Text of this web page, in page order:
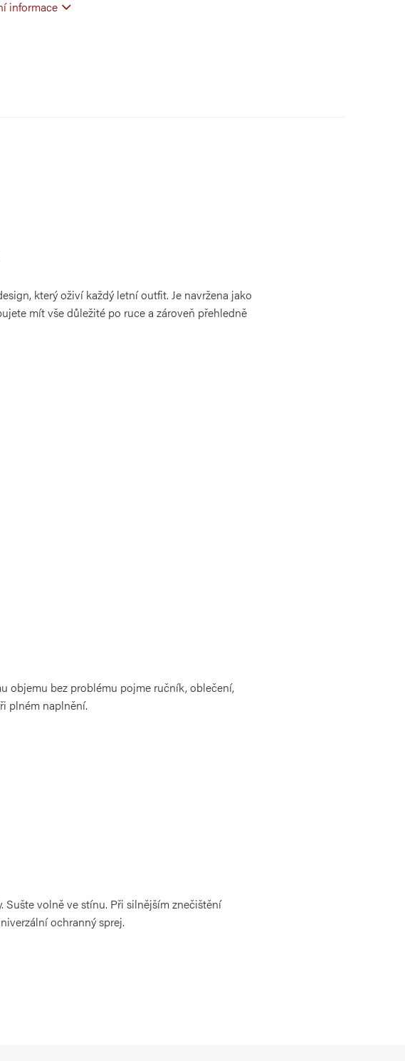
informace
který oživí každý letní outfit. Je navržena jako
mít vše důležité po ruce a zároveň přehledně
objemu bez problému pojme ručník, oblečení,
plném naplnění.
volně ve stínu. Při silnějším znečištění
ochranný sprej.